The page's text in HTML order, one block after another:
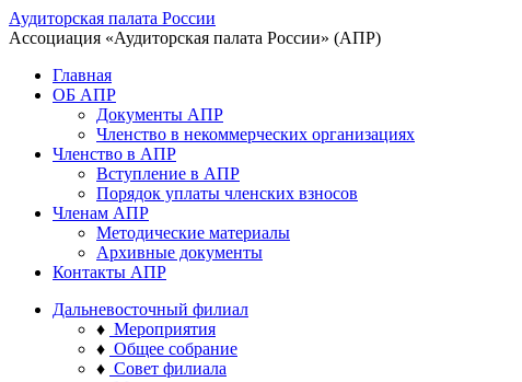
Аудиторская палата России
Ассоциация «Аудиторская палата России» (АПР)
Главная
ОБ АПР
Документы АПР
Членство в некоммерческих организациях
Членство в АПР
Вступление в АПР
Порядок уплаты членских взносов
Членам АПР
Методические материалы
Архивные документы
Контакты АПР
Дальневосточный филиал
♦ Мероприятия
♦ Общее собрание
♦ Совет филиала